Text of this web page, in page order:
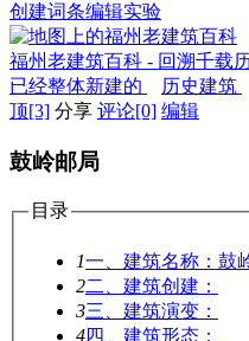
创建词条编辑实验
福州老建筑百科 - 回溯千载
已经整体新建的
历史建筑
顶[3] 分享 评论[0] 编辑
鼓岭邮局
目录
1一、建筑名称：鼓
2二、建筑创建：
3三、建筑演变：
4四、建筑形态：